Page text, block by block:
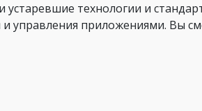
технологии и
и управления приложениями. Вы